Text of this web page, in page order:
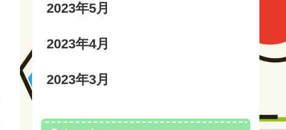
2023年5月
2023年4月
2023年3月